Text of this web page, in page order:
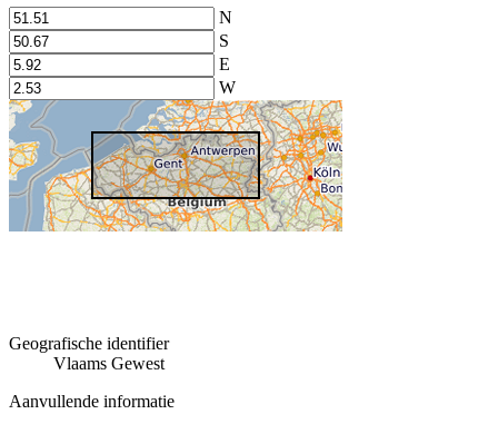
N
S
E
W
Geografische identifier
Vlaams Gewest
Aanvullende informatie